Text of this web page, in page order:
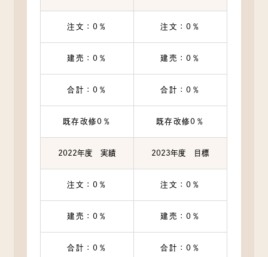
スを利用しまたはページを閲覧する際に収集します。
（1）ユーザーに自分の登録情報の閲覧や修正，利用状況の
閲覧を行っていただくために，氏名，住所，連絡先，支払
方法などの登録情報，利用されたサービスや購入された商
スを利用する場合やユーザーに商品を送付したり必要に応
利用する目的
（3）ユーザーの本人確認を行うために，氏名，生年月日，
住所，電話番号，銀行口座番号，クレジットカード番号，
注文：0％ 注文：0％
建売：0％ 建売：0％
合計：0％ 合計：0％
既存改修0％ 既存改修0％
2022年度 実績 2023年度 目標
注文：0％ 注文：0％
建売：0％ 建売：0％
合計：0％ 合計：0％